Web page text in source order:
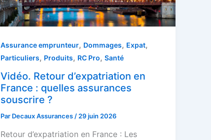
Assurance emprunteur, Dommages, Expat,
Particuliers, Produits, RC Pro,Santé
Vidéo. Retour d’expatriation en
France : quelles assurances
souscrire ?
Par Decaux Assurances / 29 juin 2026
Retour d’expatriation en France : Les